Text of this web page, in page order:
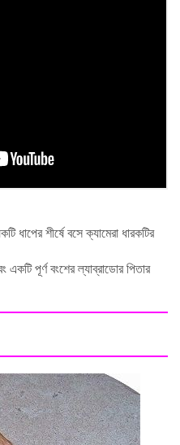
একটি পূর্ণ বংশের ল্যাব্রাডোর পিতার